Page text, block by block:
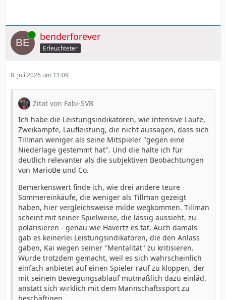
Online benderforever
Erleuchteter
8. Juli 2026 um 11:09
Zitat von Fabi-SVB
Ich habe die Leistungsindikatoren, wie intensive Läufe,
Zweikämpfe, Laufleistung, die nicht aussagen, dass sich
Tillman weniger als seine Mitspieler "gegen eine
Niederlage gestemmt hat". Und die halte ich für
deutlich relevanter als die subjektiven Beobachtungen
von MarioBe und Co.
Bemerkenswert finde ich, wie drei andere teure
Sommereinkäufe, die weniger als Tillman gezeigt
haben, hier vergleichsweise milde wegkommen. Tillman
scheint mit seiner Spielweise, die lässig aussieht, zu
polarisieren - genau wie Havertz es tat. Auch damals
gab es keinerlei Leistungsindikatoren, die den Anlass
gaben, Kai wegen seiner "Mentalität" zu kritisieren.
Wurde trotzdem gemacht, weil es sich wahrscheinlich
einfach anbietet auf einen Spieler rauf zu kloppen, der
mit seinem Bewegungsablauf mutmaßlich dazu einläd,
anstatt sich wirklich mit dem Mannschaftssport zu